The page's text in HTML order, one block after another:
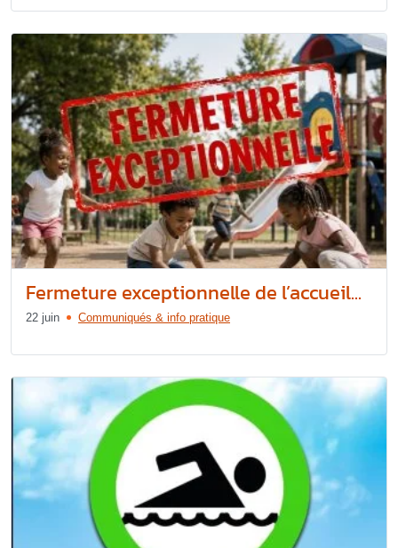
Fermeture exceptionnelle de l’accueil...
22 juin Communiqués & info pratique